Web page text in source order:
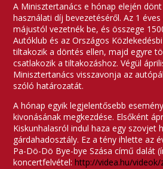
A Minisztertanács e hónap elején
használati díj bevezetéséről. Az 1
májustól vezetnék be, és összege
Autóklub és az Országos
tiltakozik a döntés ellen, majd egyre
csatlakozik a tiltakozáshoz. Végül
Minisztertanács visszavonja az
szóló határozatát.
A hónap egyik legjelentősebb
kivonásának megkezdése. Elsőként
Kiskunhalasról indul haza egy szovjet
gárdahadosztály. Ez a tény ihlette az
Pa-Dö-Dö Bye-bye Szása című dalát
koncertfelvétel:http://videa.hu/